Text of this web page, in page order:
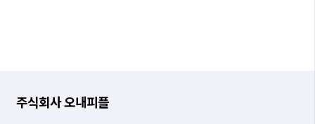
주식회사 오내피플